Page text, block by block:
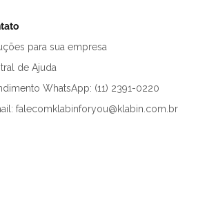
para sua empresa
de Ajuda
WhatsApp: (11) 2391-0220
falecomklabinforyou@klabin.com.br